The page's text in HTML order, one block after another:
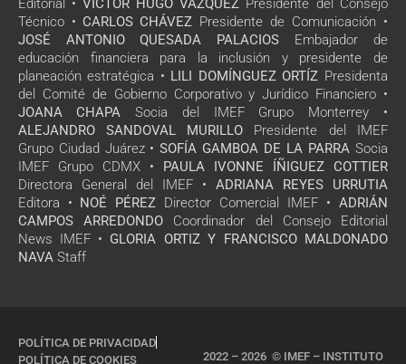
Editorial • VÍCTOR HUGO VÁZQUEZ Presidente del Consejo
Técnico • CARLOS CHÁVEZ Presidente de Comunicación •
JOSÉ ANTONIO QUESADA PALACIOS Embajador de
educación financiera para la inclusión y presidente de
planeación estratégica • LILI DOMÍNGUEZ ORTÍZ Presidenta
del Comité de Gobierno Corporativo y Jurídico Financiero •
JOANA CHAPA Socia del IMEF Grupo Monterrey •
ALEJANDRO SANDOVAL MURILLO Presidente del IMEF
Grupo Ciudad Juárez • SOFÍA GAMBOA DE LA PARRA Socia
IMEF Grupo CDMX • PAULA IVONNE ÍÑIGUEZ COTTIER
Directora General del IMEF • ADRIANA REYES URRUTIA
Editora • NOÉ PÉREZ Director Comercial IMEF • ADRIÁN
CAMPOS ARREDONDO Coordinador del Consejo Editorial
News IMEF • GLORIA ORTIZ Y FRANCISCO MALDONADO
NAVA Staff
2022 – 2026 © IMEF – INSTITUTO
POLÍTICA DE PRIVACIDAD
POLÍTICA DE COOKIES